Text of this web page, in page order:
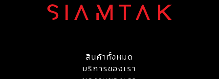
สินค้าทั้งหมด
บริการของเรา